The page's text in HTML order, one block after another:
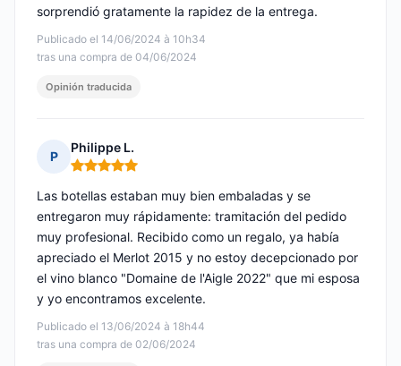
Publicado el 14/06/2024 à 10h34
tras una compra de 04/06/2024
sorprendió gratamente la rapidez de la entrega.
Opinión traducida
P
Philippe L.
Nota: 5 de 5
Publicado el 13/06/2024 à 18h44
tras una compra de 02/06/2024
Las botellas estaban muy bien embaladas y se
entregaron muy rápidamente: tramitación del pedido
muy profesional. Recibido como un regalo, ya había
apreciado el Merlot 2015 y no estoy decepcionado por
el vino blanco "Domaine de l'Aigle 2022" que mi esposa
y yo encontramos excelente.